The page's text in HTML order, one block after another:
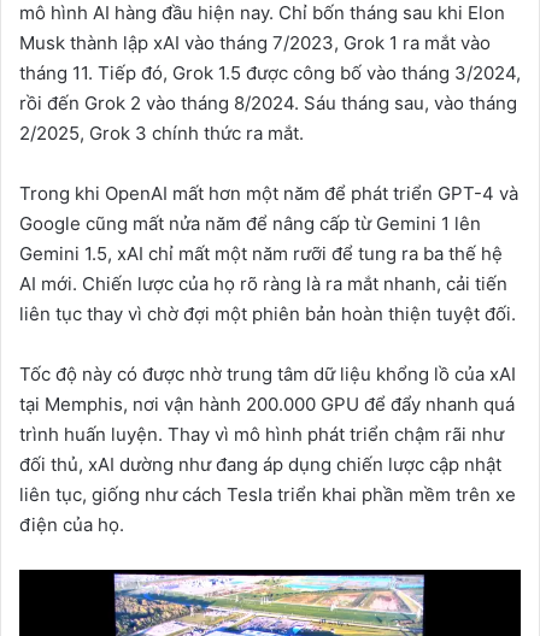
mô hình AI hàng đầu hiện nay. Chỉ bốn tháng sau khi Elon
Musk thành lập xAI vào tháng 7/2023, Grok 1 ra mắt vào
tháng 11. Tiếp đó, Grok 1.5 được công bố vào tháng 3/2024,
rồi đến Grok 2 vào tháng 8/2024. Sáu tháng sau, vào tháng
2/2025, Grok 3 chính thức ra mắt.
Trong khi OpenAI mất hơn một năm để phát triển GPT-4 và
Google cũng mất nửa năm để nâng cấp từ Gemini 1 lên
Gemini 1.5, xAI chỉ mất một năm rưỡi để tung ra ba thế hệ
AI mới. Chiến lược của họ rõ ràng là ra mắt nhanh, cải tiến
liên tục thay vì chờ đợi một phiên bản hoàn thiện tuyệt đối.
Tốc độ này có được nhờ trung tâm dữ liệu khổng lồ của xAI
tại Memphis, nơi vận hành 200.000 GPU để đẩy nhanh quá
trình huấn luyện. Thay vì mô hình phát triển chậm rãi như
đối thủ, xAI dường như đang áp dụng chiến lược cập nhật
liên tục, giống như cách Tesla triển khai phần mềm trên xe
điện của họ.